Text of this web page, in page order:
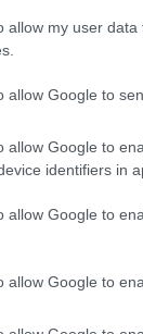
allow my user
allow Google to
allow Google to
identifiers in
allow Google to
allow Google to
a casa?
cruciale per
in
con
a
(FWA).
cavo
nel